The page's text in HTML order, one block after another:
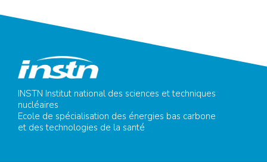
INSTN Institut national des sciences et techniques
nucléaires
Ecole de spécialisation des énergies bas carbone
et des technologies de la santé